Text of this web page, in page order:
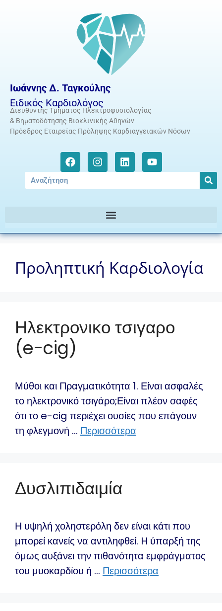
Ιωάννης Δ. Ταγκούλης
Ειδικός Καρδιολόγος
Διευθυντής Τμήματος Ηλεκτροφυσιολογίας
& Βηματοδότησης Βιοκλινικής Αθηνών
Πρόεδρος Εταιρείας Πρόληψης Καρδιαγγειακών Νόσων
Προληπτική Καρδιολογία
Ηλεκτρονικο τσιγαρο
(e-cig)
Μύθοι και Πραγματικότητα 1. Είναι ασφαλές
το ηλεκτρονικό τσιγάρο;Είναι πλέον σαφές
ότι το e-cig περιέχει ουσίες που επάγουν
τη φλεγμονή … Περισσότερα
Δυσλιπιδαιμία
Η υψηλή χοληστερόλη δεν είναι κάτι που
μπορεί κανείς να αντιληφθεί. H ύπαρξή της
όμως αυξάνει την πιθανότητα εμφράγματος
του μυοκαρδίου ή … Περισσότερα